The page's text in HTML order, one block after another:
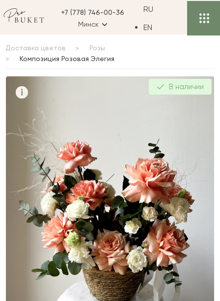
+7 (778) 746-00-36
Минск
RU
EN
Доставка цветов
Розы
Композиция Розовая Элегия
i
Розовая
В наличии